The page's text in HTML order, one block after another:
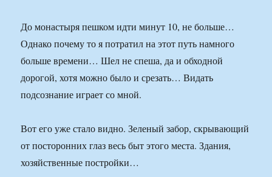
До монастыря пешком идти минут 10, не больше…
Однако почему то я потратил на этот путь намного
больше времени… Шел не спеша, да и обходной
дорогой, хотя можно было и срезать… Видать
подсознание играет со мной.
Вот его уже стало видно. Зеленый забор, скрывающий
от посторонних глаз весь быт этого места. Здания,
хозяйственные постройки…